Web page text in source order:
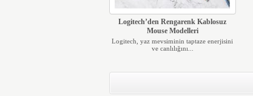
Logitech’den Rengarenk Kablosuz
Mouse Modelleri
Logitech, yaz mevsiminin taptaze enerjisini
ve canlılığını...